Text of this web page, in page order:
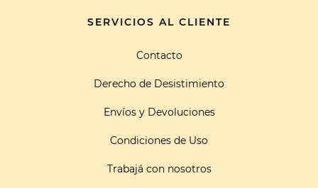
SERVICIOS AL CLIENTE
Contacto
Derecho de Desistimiento
Envíos y Devoluciones
Condiciones de Uso
Trabajá con nosotros